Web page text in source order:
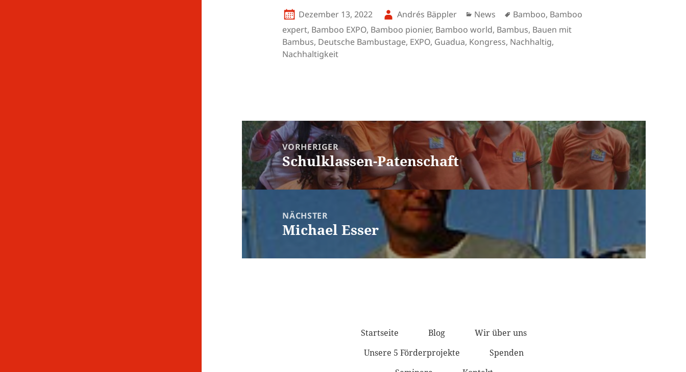
Veröffentlicht
am
Dezember 13, 2022 Autor
Andrés Bäppler Kategorien
News Schlagwörter
Bamboo, Bamboo
expert, Bamboo EXPO, Bamboo pionier, Bamboo world, Bambus, Bauen mit
Bambus, Deutsche Bambustage, EXPO, Guadua, Kongress, Nachhaltig,
Nachhaltigkeit
Beitragsnavigation
VORHERIGER
Vorheriger
Beitrag:
Schulklassen-Patenschaft
NÄCHSTER
Nächster
Michael Esser
Startseite Blog
Wir über uns
Unsere 5 Förderprojekte
Spenden